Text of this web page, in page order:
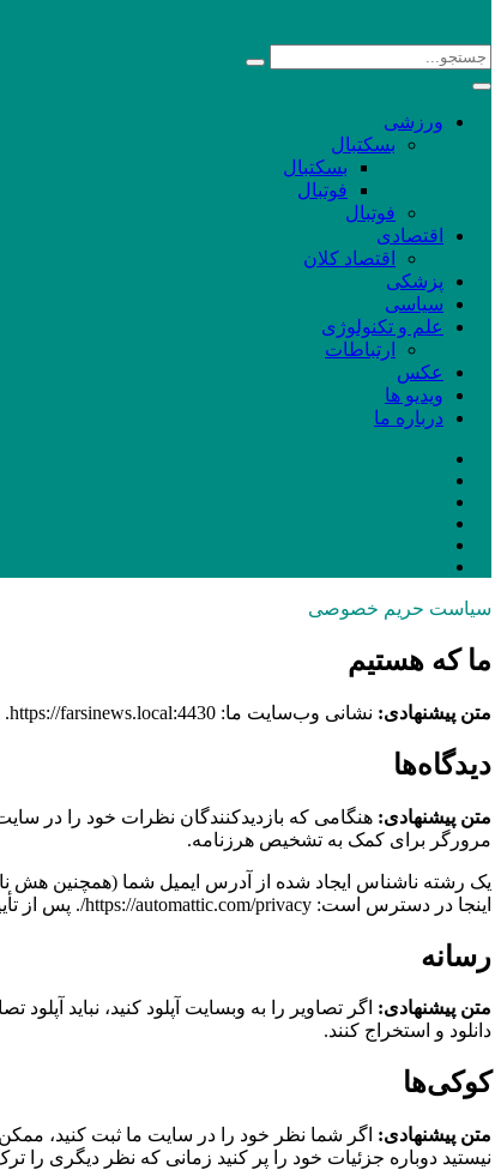
ورزشی
بسکتبال
بسکتبال
فوتبال
فوتبال
اقتصادی
اقتصاد کلان
پزشکی
سیاسی
علم و تکنولوژی
ارتباطات
عکس
ویدیو ها
درباره ما
سیاست حریم خصوصی
ما که هستیم
متن پیشنهادی: نشانی وب‌سایت ما: https://farsinews.local:4430.
دیدگاه‌ها
متن پیشنهادی:
مرورگر برای کمک به تشخیص هرزنامه.
اینجا در دسترس است: https://automattic.com/privacy/. پس از تأیید نظر شما، تصویر نمایه شما در متن نظر شما قابل مشاهده است.
رسانه
متن پیشنهادی:
دانلود و استخراج کنند.
کوکی‌ها
متن پیشنهادی: اگر شما نظر خود را در سایت ما ثبت کنید،
نیستید دوباره جزئیات خود را پر کنید زمانی که نظر دیگری